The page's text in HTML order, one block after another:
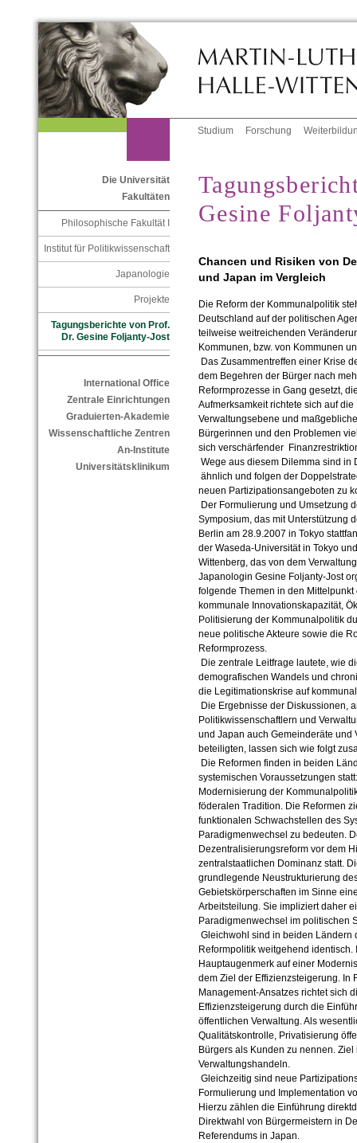
Studium Forschung
Die Universität
Fakultäten
Philosophische Fakultät I
Institut für Politikwissenschaft
Japanologie
Projekte
Tagungsberichte von Prof.
Dr. Gesine Foljanty-Jost
International Office
Zentrale Einrichtungen
Graduierten-Akademie
Wissenschaftliche Zentren
An-Institute
Universitätsklinikum
Gesine
Chancen und Risiken von
und Japan im Vergleich
Die Reform der Kommunalpolitik
Deutschland auf der politischen
teilweise weitreichenden
Kommunen, bzw. von Kommunen
Das Zusammentreffen einer Krise
dem Begehren der Bürger nach
Reformprozesse in Gang gesetzt,
Aufmerksamkeit richtete sich auf
Verwaltungsebene und
Bürgerinnen und den Problemen
sich verschärfender
Wege aus diesem Dilemma sind in
ähnlich und folgen der
neuen Partizipationsangeboten zu
Der Formulierung und Umsetzung
Symposium, das mit Unterstützung
Berlin am 28.9.2007 in Tokyo
der Waseda-Universität in Tokyo
Wittenberg, das von dem
Japanologin Gesine Foljanty-Jost
folgende Themen in den
kommunale Innovationskapazität,
Politisierung der Kommunalpolitik
neue politische Akteure sowie die
Reformprozess.
Die zentrale Leitfrage lautete, wie
demografischen Wandels und
die Legitimationskrise auf
Die Ergebnisse der Diskussionen,
Politikwissenschaftlern und
und Japan auch Gemeinderäte und
beteiligten, lassen sich wie folgt
Die Reformen finden in beiden
systemischen Voraussetzungen
Modernisierung der
föderalen Tradition. Die Reformen
funktionalen Schwachstellen des
Paradigmenwechsel zu bedeuten.
Dezentralisierungsreform vor dem
zentralstaatlichen Dominanz statt.
grundlegende Neustrukturierung
Gebietskörperschaften im Sinne
Arbeitsteilung. Sie impliziert daher
Paradigmenwechsel im politischen
Gleichwohl sind in beiden Ländern
Reformpolitik weitgehend
Hauptaugenmerk auf einer
dem Ziel der Effizienzsteigerung. In
Management-Ansatzes richtet sich
Effizienzsteigerung durch die
öffentlichen Verwaltung. Als
Qualitätskontrolle, Privatisierung
Bürgers als Kunden zu nennen.
Verwaltungshandeln.
Gleichzeitig sind neue
Formulierung und Implementation
Hierzu zählen die Einführung
Direktwahl von Bürgermeistern in
Referendums in Japan.